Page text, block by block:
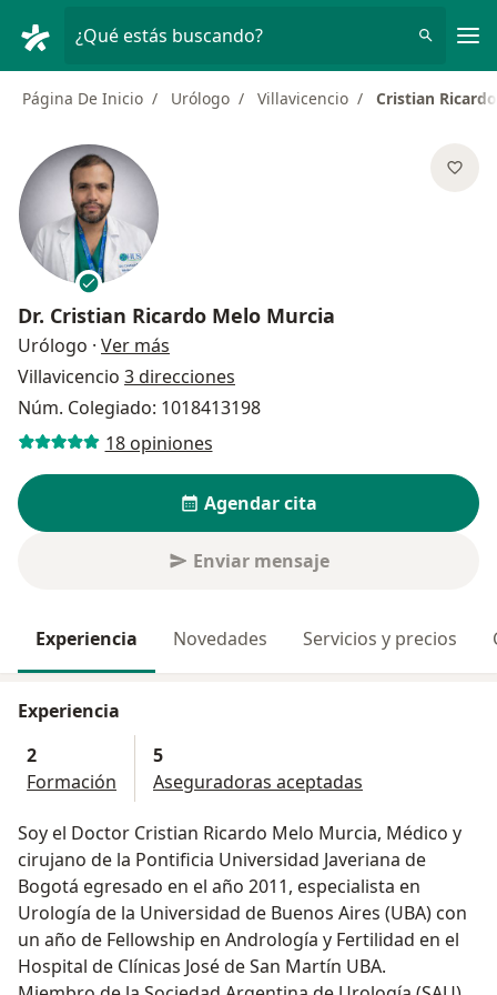
¿Qué estás buscando?
Página De Inicio Urólogo Villavicencio Cristian
Dr. Cristian Ricardo Melo Murcia
Urólogo · Ver más
Villavicencio 3 direcciones
Núm. Colegiado: 1018413198
18 opiniones
Agendar cita
Enviar mensaje
Experiencia Novedades Servicios y precios
Experiencia
2
Formación
5
Aseguradoras aceptadas
Soy el Doctor Cristian Ricardo Melo Murcia, Médico y
cirujano de la Pontificia Universidad Javeriana de
Bogotá egresado en el año 2011, especialista en
Urología de la Universidad de Buenos Aires (UBA) con
un año de Fellowship en Andrología y Fertilidad en el
Hospital de Clínicas José de San Martín UBA.